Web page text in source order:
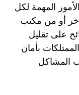
المهمة لكل
أو من مكتب
على تقليل
بأمان
المشاكل